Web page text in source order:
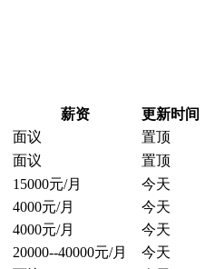
薪资
更新时间
面议
置顶
面议
置顶
15000元/月
今天
4000元/月
今天
4000元/月
今天
20000--40000元/月
今天